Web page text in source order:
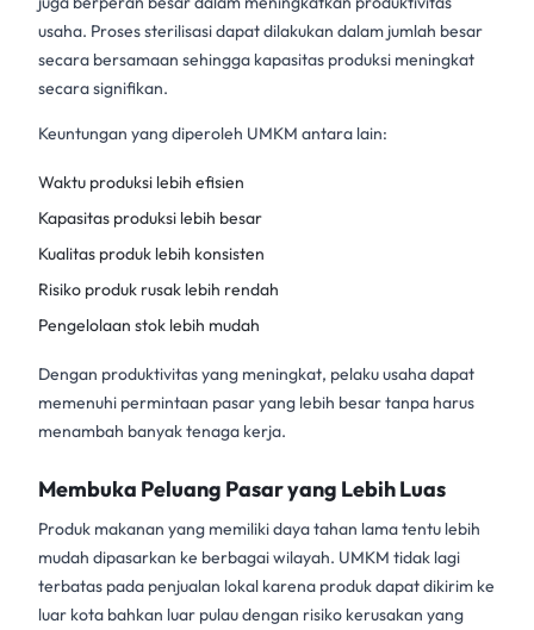
usaha. Proses sterilisasi dapat dilakukan dalam jumlah besar
secara bersamaan sehingga kapasitas produksi meningkat
secara signifikan.
Keuntungan yang diperoleh UMKM antara lain:
Waktu produksi lebih efisien
Kapasitas produksi lebih besar
Kualitas produk lebih konsisten
Risiko produk rusak lebih rendah
Pengelolaan stok lebih mudah
Dengan produktivitas yang meningkat, pelaku usaha dapat
memenuhi permintaan pasar yang lebih besar tanpa harus
menambah banyak tenaga kerja.
Membuka Peluang Pasar yang Lebih Luas
Produk makanan yang memiliki daya tahan lama tentu lebih
mudah dipasarkan ke berbagai wilayah. UMKM tidak lagi
terbatas pada penjualan lokal karena produk dapat dikirim ke
luar kota bahkan luar pulau dengan risiko kerusakan yang